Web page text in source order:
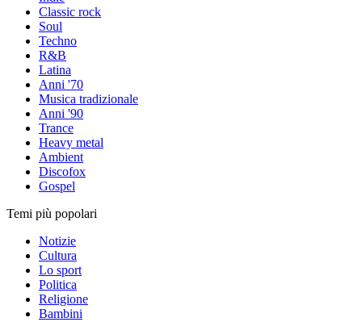
Classic rock
Soul
Techno
R&B
Latina
Anni '70
Musica tradizionale
Anni '90
Trance
Heavy metal
Ambient
Discofox
Gospel
Temi più popolari
Notizie
Cultura
Lo sport
Politica
Religione
Bambini